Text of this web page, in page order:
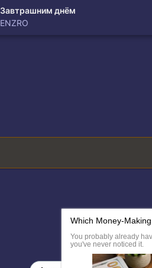
Завтрашним днём
ENZRO